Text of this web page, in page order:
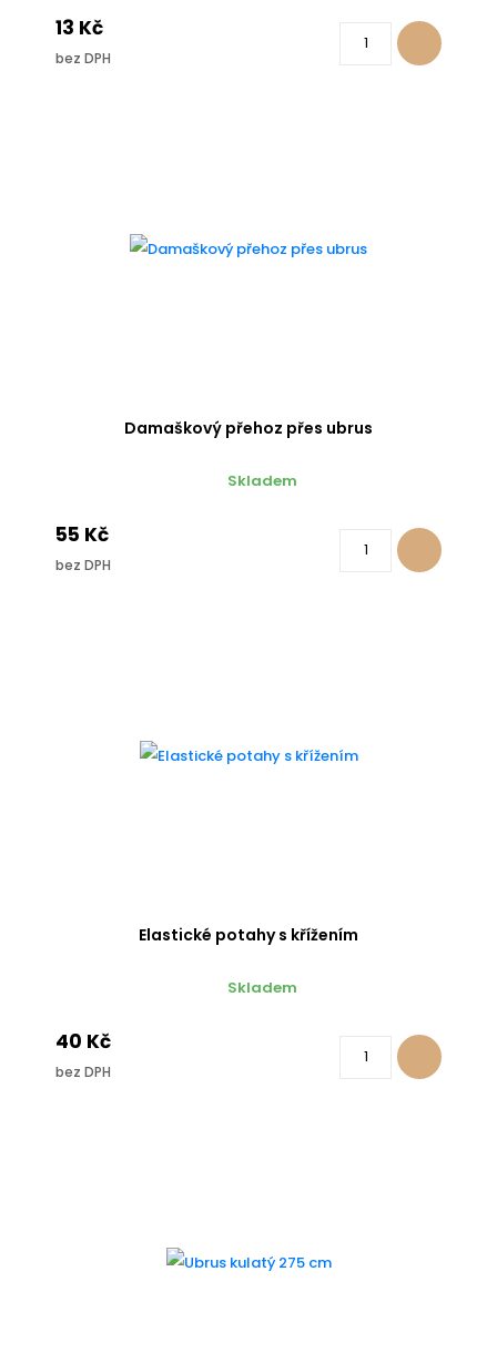
13 Kč
bez DPH
Damaškový přehoz přes ubrus
Skladem
55 Kč
bez DPH
Elastické potahy s křížením
Skladem
40 Kč
bez DPH